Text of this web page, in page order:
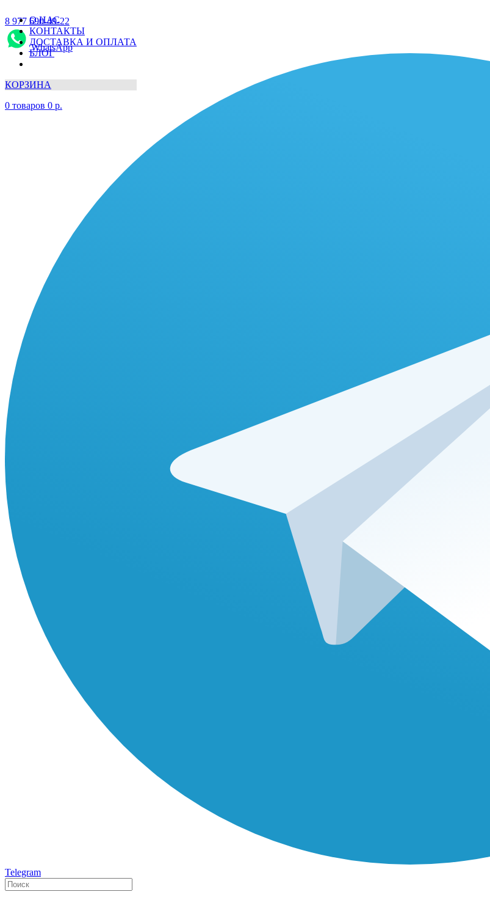
О НАС
КОНТАКТЫ
ДОСТАВКА И ОПЛАТА
БЛОГ
КОРЗИНА
0 товаров 0 р.
8 977 690-49-22
WhatsApp
Telegram